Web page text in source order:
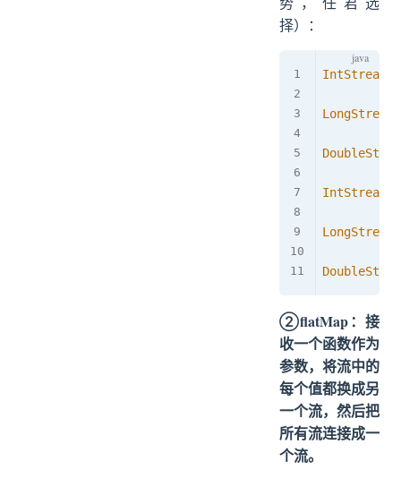
择）：
IntStream
LongStream
IntStream
LongStream
②flatMap：接
收一个函数作为
参数，将流中的
每个值都换成另
一个流，然后把
所有流连接成一
个流。